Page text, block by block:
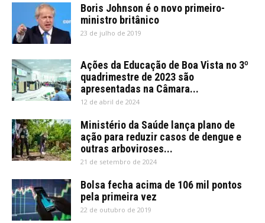
Boris Johnson é o novo primeiro-
ministro britânico
23 de julho de 2019
Ações da Educação de Boa Vista no 3º
quadrimestre de 2023 são
apresentadas na Câmara...
12 de abril de 2024
Ministério da Saúde lança plano de
ação para reduzir casos de dengue e
outras arboviroses...
21 de setembro de 2024
Bolsa fecha acima de 106 mil pontos
pela primeira vez
22 de outubro de 2019